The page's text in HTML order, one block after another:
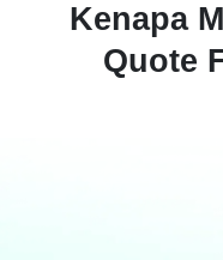
Kenapa
Quote